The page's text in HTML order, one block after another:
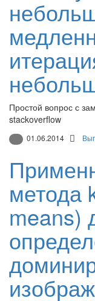
Простой вопрос с
stackoverflow
01.06.2014
метода
means)